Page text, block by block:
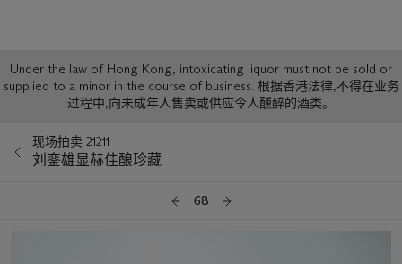
Sale
Notice
Under the law of Hong Kong, intoxicating liquor must not be sold or
supplied to a minor in the course of business. 根据香港法律,不得在业务
过程中,向未成年人售卖或供应令人醺醉的酒类。
现场拍卖 21211
刘銮雄显赫佳酿珍藏
68